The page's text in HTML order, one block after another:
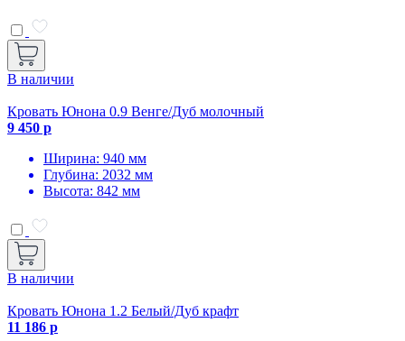
В наличии
Кровать Юнона 0.9 Венге/Дуб молочный
9 450 р
Ширина: 940 мм
Глубина: 2032 мм
Высота: 842 мм
В наличии
Кровать Юнона 1.2 Белый/Дуб крафт
11 186 р